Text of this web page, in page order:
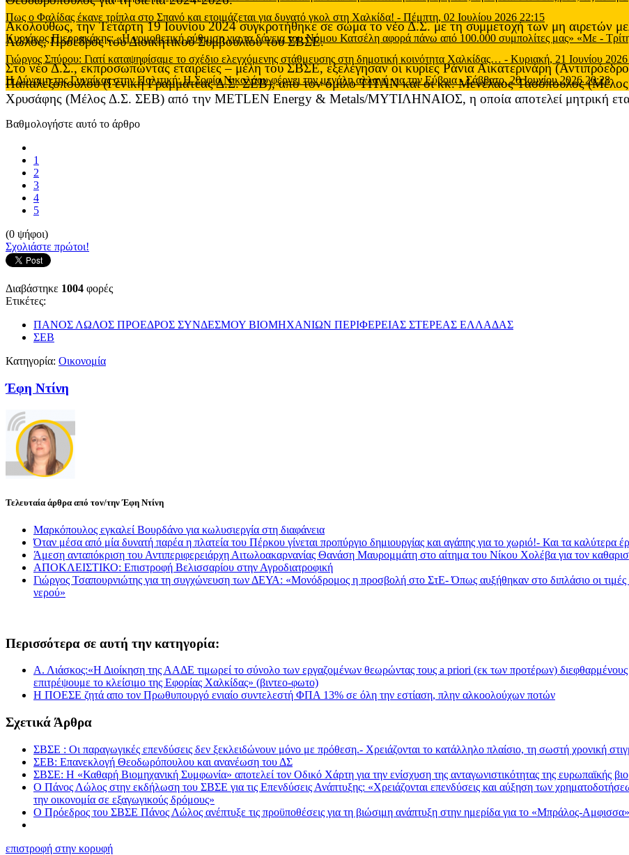
Πως ο Φαλίδας έκανε τρίπλα στο Σπανό και ετοιμάζεται για δυνατό γκολ στη Χαλκίδα! - Πέμπτη, 02 Ιουλίου 2026 22:15
Κυριάκος Πιερρακάκης: «Η νομοθετική ρύθμιση για τα δάνεια του Νόμου Κατσέλη αφορά πάνω από 100.000 συμπολίτες μας» «Με -
Γιώργος Σπύρου: Γιατί καταψηφίσαμε το σχέδιο ελεγχόμενης στάθμευσης στη δημοτική κοινότητα Χαλκίδας… - Κυριακή, 21 Ιουνίου
Η Δύναμη της Γυναίκας στην Πολιτική: Η Σοφία Νικολάου φέρνει την μεγάλη αλλαγή για την Εύβοια-Σάββατο, 20 Ιουνίου 2026 20:28
Ακολούθως, την Τετάρτη 19 Ιουνίου 2024 συγκροτήθηκε σε σώμα το νέο Δ.Σ. με τη συμμετοχή των μη αιρετών
Λώλος, Πρόεδρος του Διοικητικού Συμβουλίου του ΣΒΣΕ.
Στο νέο Δ.Σ., εκπροσωπώντας εταιρείες – μέλη του ΣΒΣΕ, εξελέγησαν οι κυρίες Ράνια Αικατερινάρη
Παπαλεξοπούλου (Γενική Γραμματέας Δ.Σ. ΣΕΒ), από τον όμιλο ΤΙΤΑΝ και οι κκ. Μενέλαος Τασόπουλος
Χρυσάφης (Μέλος Δ.Σ. ΣΕΒ) από την METLEN Energy & Metals/ΜΥΤΙΛΗΝΑΙΟΣ, η οποία αποτελεί μητρική
Βαθμολογήστε αυτό το άρθρο
1
2
3
4
5
(0 ψήφοι)
Σχολιάστε πρώτοι!
Διαβάστηκε 1004 φορές
Ετικέτες:
ΠΑΝΟΣ ΛΩΛΟΣ ΠΡΟΕΔΡΟΣ ΣΥΝΔΕΣΜΟΥ ΒΙΟΜΗΧΑΝΙΩΝ ΠΕΡΙΦΕΡΕΙΑΣ ΣΤΕΡΕΑΣ ΕΛΛΑΔΑΣ
ΣΕΒ
Κατηγορία: Οικονομία
Έφη Ντίνη
Τελευταία άρθρα από τον/την Έφη Ντίνη
Μαρκόπουλος εγκαλεί Βουρδάνο για κωλυσιεργία στη διαφάνεια
Όταν μέσα από μία δυνατή παρέα η πλατεία του Πέρκου γίνεται προπύργιο δημιουργίας και αγάπης για το χωριό!- Και τα καλύτερα
Άμεση ανταπόκριση του Αντιπεριφερειάρχη Αιτωλοακαρνανίας Θανάση Μαυρομμάτη στο αίτημα του Νίκου Χολέβα για τον
ΑΠΟΚΛΕΙΣΤΙΚΟ: Επιστροφή Βελισσαρίου στην Αγροδιατροφική
Γιώργος Τσαπουρνιώτης για τη συγχώνευση των ΔΕΥΑ: «Μονόδρομος η προσβολή στο ΣτΕ- Όπως αυξήθηκαν στο διπλάσιο οι τιμές
νερού»
Περισσότερα σε αυτή την κατηγορία:
Α. Λιάσκος:«Η Διοίκηση της ΑΑΔΕ τιμωρεί το σύνολο των εργαζομένων θεωρώντας τους a priori (εκ των προτέρων) διεφθαρμένους
επιτρέψουμε το κλείσιμο της Εφορίας Χαλκίδας» (βιντεο-φωτο)
Η ΠΟΕΣΕ ζητά απο τον Πρωθυπουργό ενιαίο συντελεστή ΦΠΑ 13% σε όλη την εστίαση, πλην αλκοολούχων ποτών
Σχετικά Άρθρα
ΣΒΣΕ : Οι παραγωγικές επενδύσεις δεν ξεκλειδώνουν μόνο με πρόθεση.- Χρειάζονται το κατάλληλο πλαίσιο, τη σωστή χρονική
ΣΕΒ: Επανεκλογή Θεοδωρόπουλου και ανανέωση του ΔΣ
ΣΒΣΕ: Η «Καθαρή Βιομηχανική Συμφωνία» αποτελεί τον Οδικό Χάρτη για την ενίσχυση της ανταγωνιστικότητας της ευρωπαϊκής
Ο Πάνος Λώλος στην εκδήλωση του ΣΒΣΕ για τις Επενδύσεις Ανάπτυξης: «Χρειάζονται επενδύσεις και αύξηση των
την οικονομία σε εξαγωγικούς δρόμους»
Ο Πρόεδρος του ΣΒΣΕ Πάνος Λώλος ανέπτυξε τις προϋποθέσεις για τη βιώσιμη ανάπτυξη στην ημερίδα για το «Μπράλος-
επιστροφή στην κορυφή